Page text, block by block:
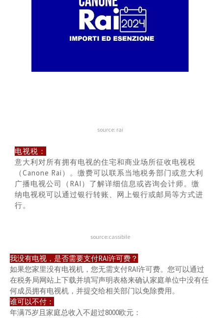
source: rai
电视税：
意大利对所有拥有电视的住宅和商业场所征收电视税
（Canone Rai）。缴费可以联系当地税务部门或意大利
广播电视公司（RAI）了解详细信息或咨询会计师。缴
纳电视税可以通过银行转账、网上银行或邮局等方式进
行。
source:cassibile
我没有电视，是否需要支付RAI许可费？
如果您家里没有电视机，您无需支付RAI许可费。您可以通过
在税务局网站上下载并填写声明表格来确认家庭单位中没有任
何成员拥有电视机，并提交给相关部门以免除费用。
谁可以不付：
年满75岁且家庭总收入不超过8000欧元：